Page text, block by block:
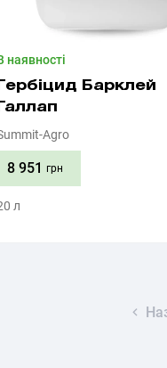
наявності
Гербіцид Барклей
Галлап
Agro
8 951 грн
л